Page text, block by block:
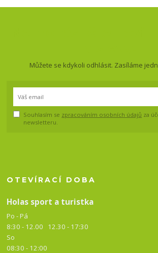
Můžete se kdykoli odhlásit. Zasíláme
Souhlasím se zpracováním osobních údajů za
newsletteru.
OTEVÍRACÍ DOBA
Holas sport a turistka
Po - Pá
8:30 - 12.00 12.30 - 17:30
So
08:30 - 12:00